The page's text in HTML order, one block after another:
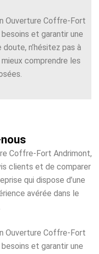
Ouverture Coffre-Fort
et garantir une
n’hésitez pas à
comprendre les
Coffre-Fort Andrimont,
clients et de comparer
qui dispose d’une
avérée dans le
Ouverture Coffre-Fort
et garantir une